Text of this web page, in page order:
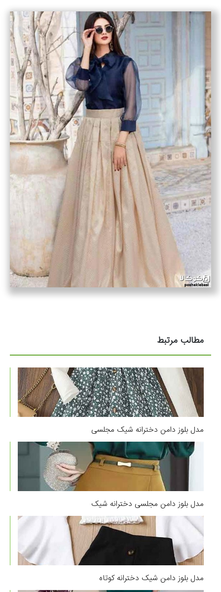
مطالب مرتبط
مدل بلوز دامن دخترانه شیک مجلسی
مدل بلوز دامن مجلسی دخترانه شیک
مدل بلوز دامن شیک دخترانه کوتاه